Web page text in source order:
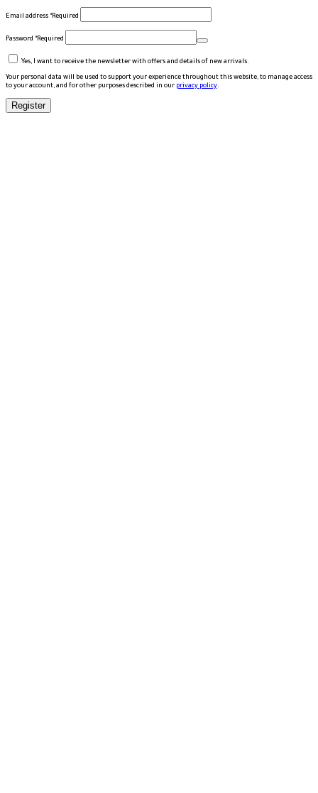
Email address *Required
Password *Required
Yes, I want to receive the newsletter with offers and details of new arrivals.
Your personal data will be used to support your experience throughout this website, to manage access
to your account, and for other purposes described in our privacy policy.
Register